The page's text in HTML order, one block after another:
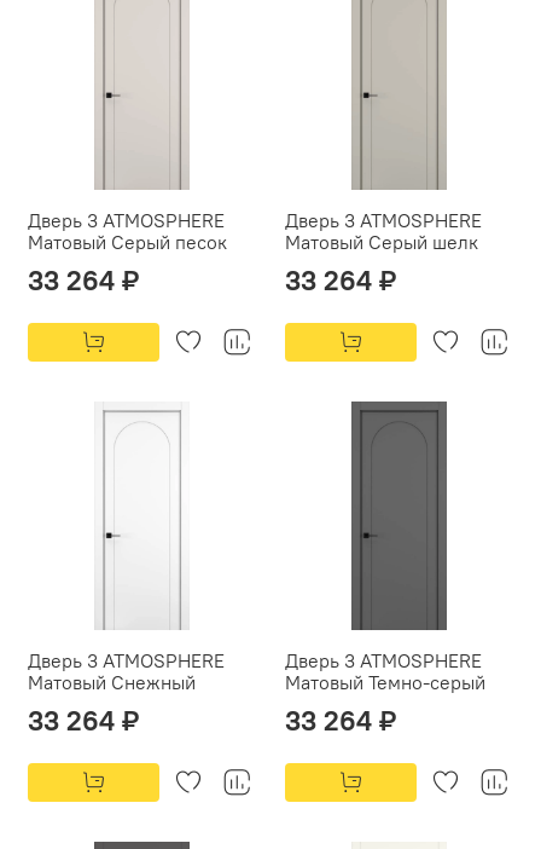
Дверь 3 ATMOSPHERE
Матовый Серый песок
33 264 ₽
Дверь 3 ATMOSPHERE
Матовый Серый шелк
33 264 ₽
Дверь 3 ATMOSPHERE
Матовый Снежный
33 264 ₽
Дверь 3 ATMOSPHERE
Матовый Темно-серый
33 264 ₽